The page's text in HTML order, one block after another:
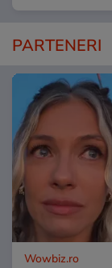
PARTENERI
Wowbiz.ro